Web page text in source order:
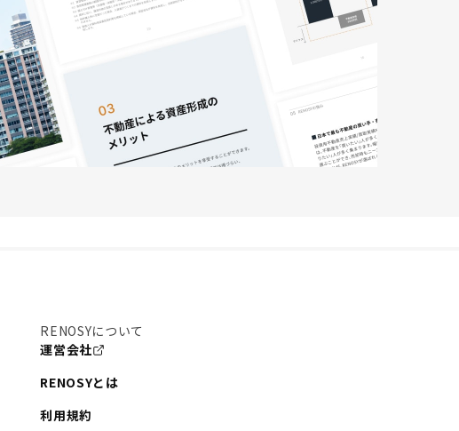
RENOSYについて
運営会社
RENOSYとは
利用規約